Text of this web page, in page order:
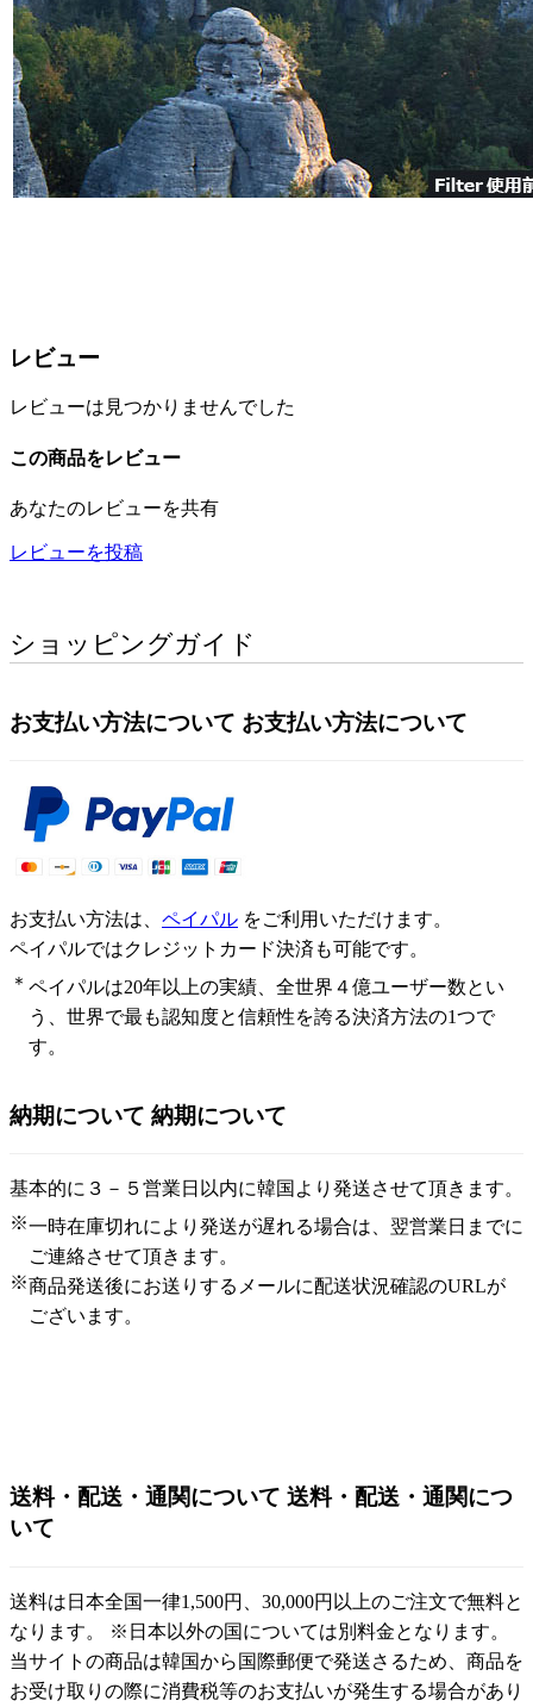
レビュー
レビューは見つかりませんでした
この商品をレビュー
あなたのレビューを共有
レビューを投稿
ショッピングガイド
お支払い方法について お支払い方法について
お支払い方法は、 ペイパル をご利用いただけます。
ペイパルではクレジットカード決済も可能です。
＊ ペイパルは20年以上の実績、全世界４億ユーザー数とい
う、世界で最も認知度と信頼性を誇る決済方法の1つで
す。
納期について 納期について
基本的に３－５営業日以内に韓国より発送させて頂きます。
※一時在庫切れにより発送が遅れる場合は、翌営業日までに
ご連絡させて頂きます。
※商品発送後にお送りするメールに配送状況確認のURLが
ございます。
送料・配送・通関について 送料・配送・通関につ
いて
送料は日本全国一律1,500円、30,000円以上のご注文で無料と
なります。 ※日本以外の国については別料金となります。
当サイトの商品は韓国から国際郵便で発送さるため、商品を
お受け取りの際に消費税等のお支払いが発生する場合があり